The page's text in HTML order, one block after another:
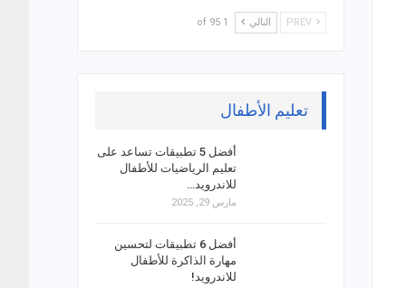
التالي 1 of 95
تعليم الأطفال
أفضل 5 تطبيقات تساعد على
تعليم الرياضيات للأطفال
للاندرويد…
مارس 29, 2025
أفضل 6 تطبيقات لتحسين
مهارة الذاكرة للأطفال
للاندرويد!